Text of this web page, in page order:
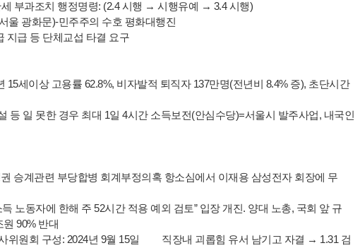
부과조치 행정명령: (2.4 시행 → 시행유예 → 3.4 시행)
울 광화문)-민주주의 수호 평화대행진
지급 등 단체교섭 타결 요구
세이상 고용률 62.8%, 비자발적 퇴직자 137만명(전년비 8.4% 증), 초단시간
등 일 못한 경우 최대 1일 4시간 소득보전(안심수당)=서울시 발주사업, 내국인
승계관련 부당합병 회계부정의혹 항소심에서 이재용 삼성전자 회장에 무
노동자에 한해 주 52시간 적용 예외 검토” 입장 개진. 양대 노총, 국회 앞 규
90% 반대
위원회 구성: 2024년 9월 15일 직장내 괴롭힘 유서 남기고 자결 → 1.31 검